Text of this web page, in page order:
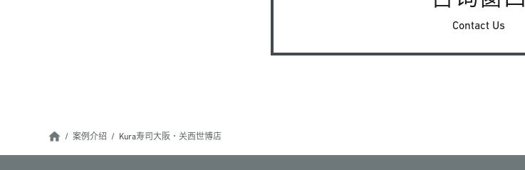
Contact Us
案例介绍 Kura寿司大阪・关西世博店